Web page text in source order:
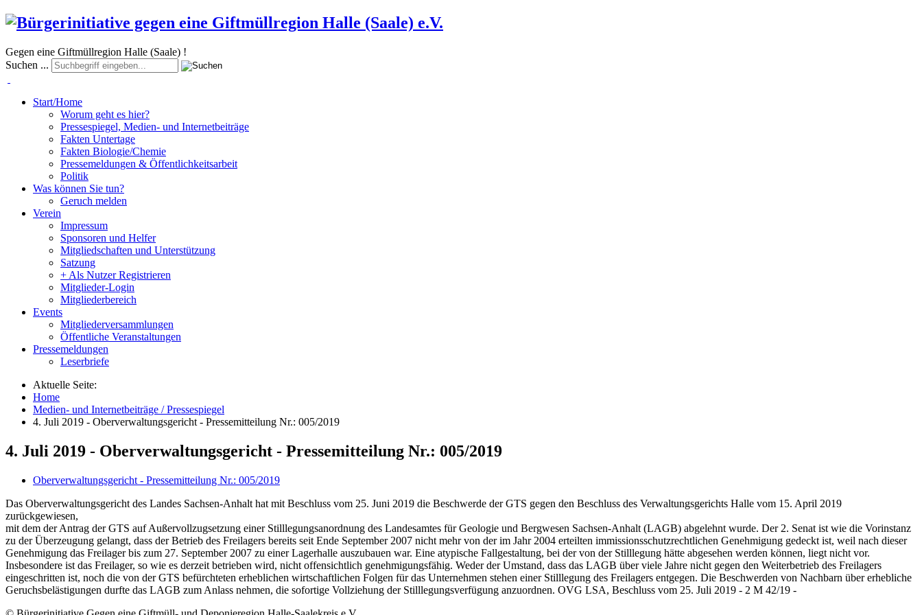
Gegen eine Giftmüllregion Halle (Saale) !
Suchen ...
Start/Home
Worum geht es hier?
Pressespiegel, Medien- und Internetbeiträge
Fakten Untertage
Fakten Biologie/Chemie
Pressemeldungen & Öffentlichkeitsarbeit
Politik
Was können Sie tun?
Geruch melden
Verein
Impressum
Sponsoren und Helfer
Mitgliedschaften und Unterstützung
Satzung
+ Als Nutzer Registrieren
Mitglieder-Login
Mitgliederbereich
Events
Mitgliederversammlungen
Öffentliche Veranstaltungen
Pressemeldungen
Leserbriefe
Aktuelle Seite:
Home
Medien- und Internetbeiträge / Pressespiegel
4. Juli 2019 - Oberverwaltungsgericht - Pressemitteilung Nr.: 005/2019
4. Juli 2019 - Oberverwaltungsgericht - Pressemitteilung Nr.: 005/2019
Oberverwaltungsgericht - Pressemitteilung Nr.: 005/2019
Das Oberverwaltungsgericht des Landes Sachsen-Anhalt hat mit Beschluss vom 25. Juni 2019 die Beschwerde der GTS gegen den Beschluss des Verwaltungsgerichts Halle vom 15. April 2019
zurückgewiesen,
mit dem der Antrag der GTS auf Außervollzugsetzung einer Stilllegungsanordnung des Landesamtes für Geologie und Bergwesen Sachsen-Anhalt (LAGB) abgelehnt wurde. Der 2. Senat ist wie die Vorinstanz
zu der Überzeugung gelangt, dass der Betrieb des Freilagers bereits seit Ende September 2007 nicht mehr von der im Jahr 2004 erteilten immissionsschutzrechtlichen Genehmigung gedeckt ist, weil nach dieser
Genehmigung das Freilager bis zum 27. September 2007 zu einer Lagerhalle auszubauen war. Eine atypische Fallgestaltung, bei der von der Stilllegung hätte abgesehen werden können, liegt nicht vor.
Insbesondere ist das Freilager, so wie es derzeit betrieben wird, nicht offensichtlich genehmigungsfähig. Weder der Umstand, dass das LAGB über viele Jahre nicht gegen den Weiterbetrieb des Freilagers
eingeschritten ist, noch die von der GTS befürchteten erheblichen wirtschaftlichen Folgen für das Unternehmen stehen einer Stilllegung des Freilagers entgegen. Die Beschwerden von Nachbarn über erhebliche
Geruchsbelästigungen durfte das LAGB zum Anlass nehmen, die sofortige Vollziehung der Stilllegungsverfügung anzuordnen. OVG LSA, Beschluss vom 25. Juli 2019 - 2 M 42/19 -